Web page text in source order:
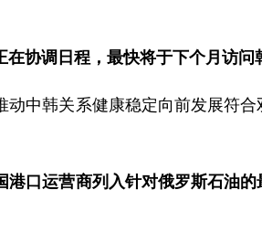
协调日程，最快将于下个月访
中韩关系健康稳定向前发展符
口运营商列入针对俄罗斯石油